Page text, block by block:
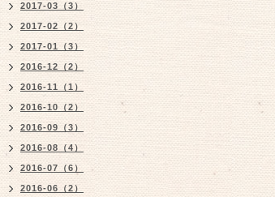
2017-03（3）
2017-02（2）
2017-01（3）
2016-12（2）
2016-11（1）
2016-10（2）
2016-09（3）
2016-08（4）
2016-07（6）
2016-06（2）